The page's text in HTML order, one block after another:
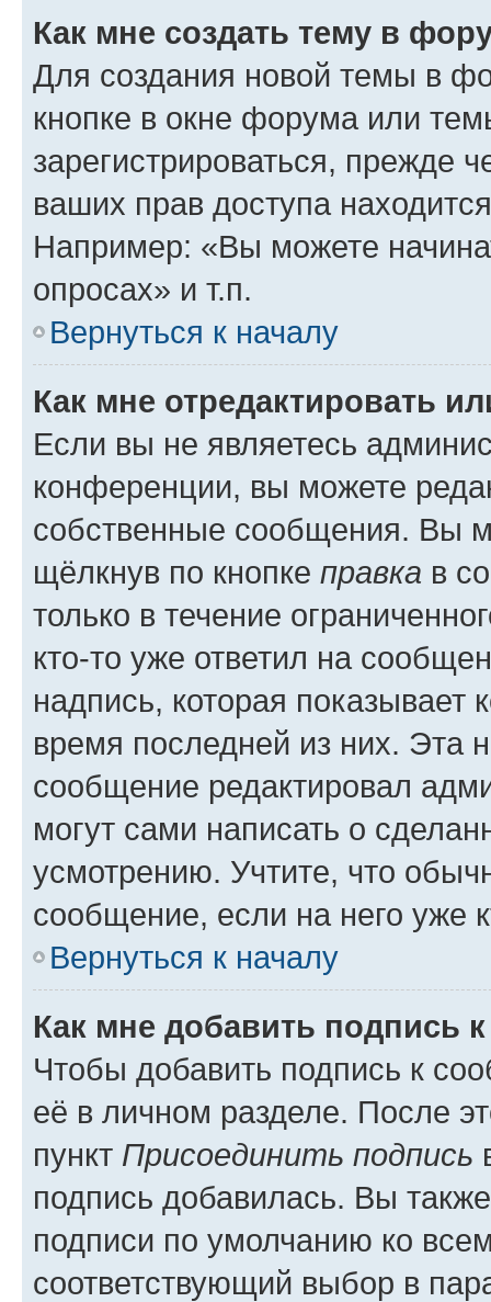
Как мне создать тему в
Для создания новой темы в
кнопке в окне форума или
зарегистрироваться, прежде
ваших прав доступа
Например: «Вы можете
опросах» и т.п.
Вернуться к началу
Как мне отредактировать
Если вы не являетесь
конференции, вы можете
собственные сообщения. Вы
щёлкнув по кнопке правка в
только в течение
кто-то уже ответил на
надпись, которая показывает
время последней из них. Эта
сообщение редактировал
могут сами написать о
усмотрению. Учтите, что
сообщение, если на него уже
Вернуться к началу
Как мне добавить подпись
Чтобы добавить подпись к
её в личном разделе. После
пункт Присоединить подпись
подпись добавилась. Вы
подписи по умолчанию ко
соответствующий выбор в